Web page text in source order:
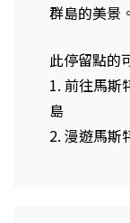
群島的美景。
此停留點的
1. 前往馬斯
島
2. 漫遊馬斯